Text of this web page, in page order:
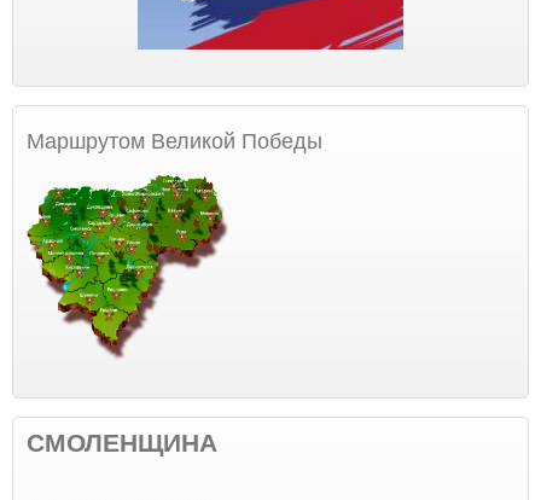
Маршрутом Великой Победы
СМОЛЕНЩИНА